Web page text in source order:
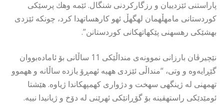
پاراستنى ئێزدييان و رزگاركردنى شنگال. ئێمه وهك پرسێكى
كوردستانى مامهڵهمان لهگهڵ ئهو كارهساتهدا كرد، چونكه ئێزدى
بهشێكى رهسهنى پێكهاتهكانى كوردستانن”.
نێچیرڤان بارزانی نموونەی منداڵێکی 11 ساڵانی بۆ ئامادەبووان
گێڕایەوە و وتی، “منداڵى ئێزدى ههيه ئهمڕۆ يازده ساڵانه و ههموو
تهمهنى له ژينگهى سهخت و دژوارى كهمپهكاندا ژياوه. هێشتا
ئومێدێكى راستهقينه بۆ گۆڕانێكى ئهرێنى له دۆخ و ژيانيدا نييه.